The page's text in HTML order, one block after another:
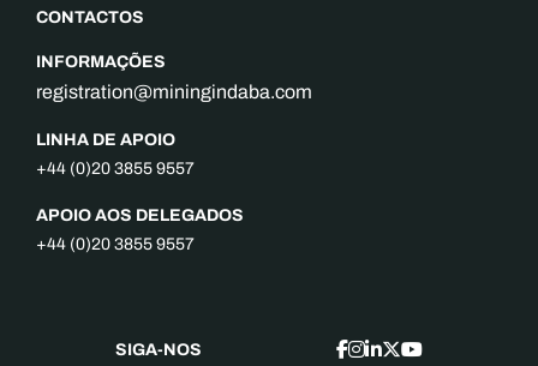
CONTACTOS
INFORMAÇÕES
registration@miningindaba.com
LINHA DE APOIO
+44 (0)20 3855 9557
APOIO AOS DELEGADOS
+44 (0)20 3855 9557
SIGA-NOS